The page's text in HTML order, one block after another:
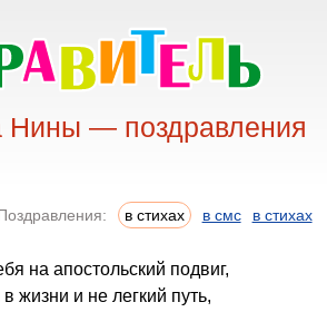
Нины — поздравления
в стихах в смс в стихах
на апостольский подвиг,
жизни и не легкий путь,